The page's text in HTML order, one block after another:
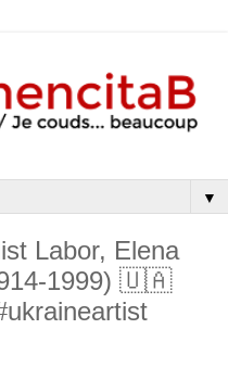
▼
Labor, Elena
1999) 🇺🇦